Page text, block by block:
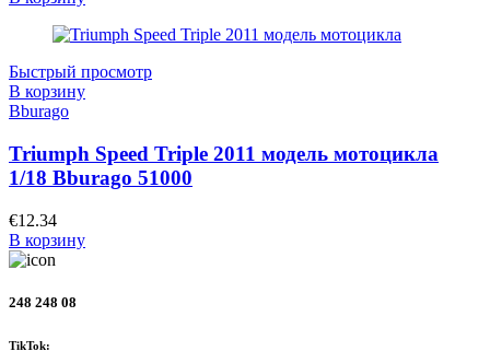
Быстрый просмотр
В корзину
Bburago
Triumph Speed Triple 2011 модель мотоцикла
1/18 Bburago 51000
€12.34
В корзину
248 248 08
TikTok: